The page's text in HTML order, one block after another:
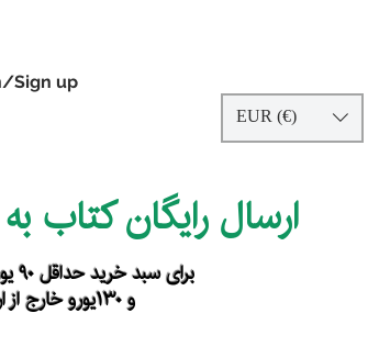
Sign up
EUR (€)
ارسال رایگان کتاب
برای سبد خرید حداقل ۹۰ یورو برای اروپا
و ۱۳۰یورو خارج از اروپا